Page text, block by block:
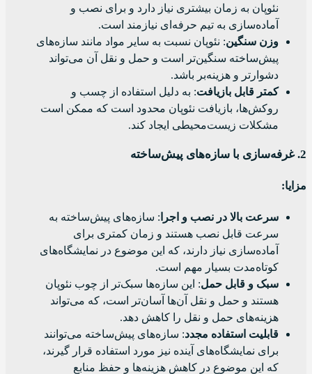
نئوپان به زمان بیشتری نیاز دارد و برای نصب و
آماده‌سازی به تیم حرفه‌ای نیازمند است.
وزن سنگین: نئوپان نسبت به سایر مواد مانند سازه‌های
پیش‌ساخته سنگین‌تر است و حمل و نقل آن می‌تواند
دشوارتر و هزینه‌بر باشد.
کمتر قابل بازیافت: به دلیل استفاده از چسب و
روکش‌ها، بازیافت نئوپان محدود است که ممکن است
مشکلات زیست‌محیطی ایجاد کند.
2. غرفه‌سازی با سازه‌های پیش‌ساخته
مزایا:
سرعت بالا در نصب و اجرا : سازه‌های پیش‌ساخته به
سرعت قابل نصب هستند و زمان کمتری برای
آماده‌سازی نیاز دارند، که این موضوع در نمایشگاه‌های
کوتاه‌مدت بسیار مهم است.
سبک و قابل حمل: این سازه‌ها سبک‌تر از چوب نئوپان
هستند و حمل و نقل آن‌ها آسان‌تر است، که می‌تواند
هزینه‌های حمل و نقل را کاهش دهد.
قابلیت استفاده مجدد: سازه‌های پیش‌ساخته می‌توانند
برای نمایشگاه‌های آینده نیز مورد استفاده قرار گیرند،
که این موضوع در کاهش هزینه‌ها و حفظ منابع